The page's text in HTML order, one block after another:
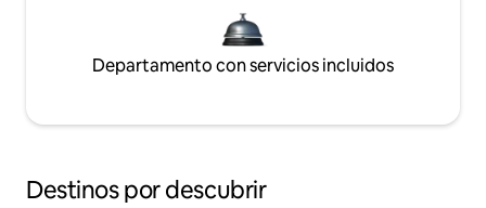
Departamento con servicios incluidos
Destinos por descubrir